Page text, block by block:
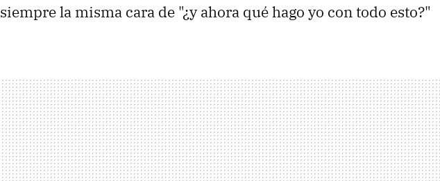
siempre la misma cara de "¿y ahora qué hago yo con todo esto?"